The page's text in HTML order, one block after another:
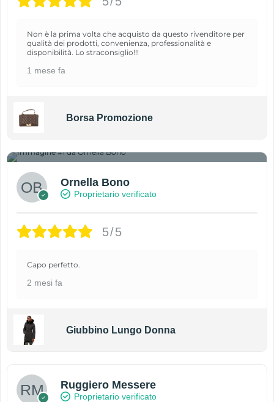
Non è la prima volta che acquisto da questo rivenditore per
qualità dei prodotti, convenienza, professionalità e
disponibilità. Lo straconsiglio!!!
1 mese fa
Borsa Promozione
Ornella Bono
Proprietario verificato
5/5
Capo perfetto.
2 mesi fa
Giubbino Lungo Donna
Ruggiero Messere
Proprietario verificato